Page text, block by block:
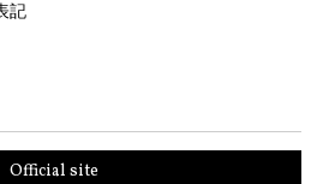
記
Official site